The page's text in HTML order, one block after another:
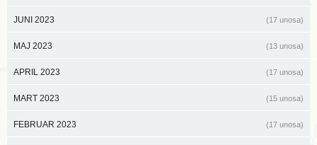
JUNI 2023 (17 unosa)
MAJ 2023 (13 unosa)
APRIL 2023 (17 unosa)
MART 2023 (15 unosa)
FEBRUAR 2023 (17 unosa)